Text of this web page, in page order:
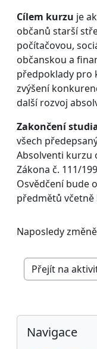
Cílem kurzu je
občanů starší
počítačovou,
občanskou a
předpoklady pro
zvýšení
další rozvoj
Zakončení
všech
Absolventi kurzu
Zákona č. 111/
Osvědčení bude
předmětů včetně
Naposledy
Přejít na aktivitu
Bloky
Přeskočit: Navigace
Navigace